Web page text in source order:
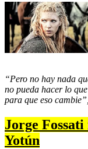
“Pero no hay nada
no pueda hacer lo
para que eso cambie”,
Jorge
Yotún